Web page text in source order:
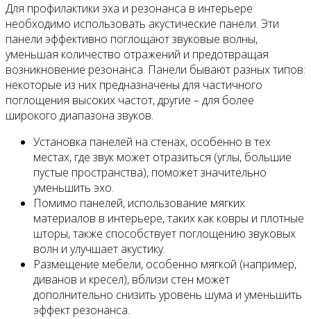
Для профилактики эха и резонанса в интерьере
необходимо использовать акустические панели. Эти
панели эффективно поглощают звуковые волны,
уменьшая количество отражений и предотвращая
возникновение резонанса. Панели бывают разных типов:
некоторые из них предназначены для частичного
поглощения высоких частот, другие – для более
широкого диапазона звуков.
Установка панелей на стенах, особенно в тех
местах, где звук может отразиться (углы, большие
пустые пространства), поможет значительно
уменьшить эхо.
Помимо панелей, использование мягких
материалов в интерьере, таких как ковры и плотные
шторы, также способствует поглощению звуковых
волн и улучшает акустику.
Размещение мебели, особенно мягкой (например,
диванов и кресел), вблизи стен может
дополнительно снизить уровень шума и уменьшить
эффект резонанса.